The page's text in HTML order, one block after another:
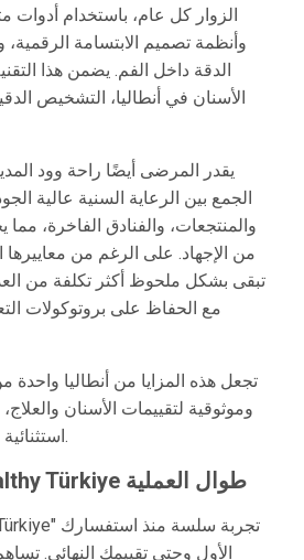
الزوار كل عام، باستخدام
الدقة داخل الفم. يضمن هذا
الأسنان في أنطاليا، التشخيص
يقدر المرضى أيضًا راحة وود
الجمع بين الرعاية السنية عالية
والمنتجعات، والفنادق الفاخرة، مما
من الإجهاد. على الرغم من معاييرها
تبقى بشكل ملحوظ أكثر تكلفة من
مع الحفاظ على بروتوكولات
تجعل هذه المزايا من أنطاليا واحدة
وموثوقية لتقييمات الأسنان
استثنائية وتجربة مرضى ممتعة.
كيف يدعمك Healthy Türkiye طوال العملية
الأول وحتى تقييمك النهائي.